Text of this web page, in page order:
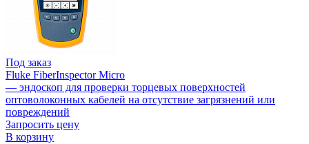
Под заказ
Fluke FiberInspector Micro
— эндоскоп для проверки торцевых поверхностей
оптоволоконных кабелей на отсутствие загрязнений или
повреждений
Запросить цену
В корзину